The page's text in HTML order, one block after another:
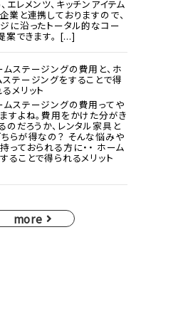
エレメンツ、キッチンアイテム
業と連携しておりますので、
に沿ったトータル的なコー
案できます。 [...]
ムステージングの費用と、ホ
ステージングをすることで得
メリット
ムステージングの費用ってや
すよね。費用をかけた分がき
のだろうか、レンタル家具と
らが得なの？ そんな悩みや
っておられる方に・・ ホーム
ることで得られるメリット
more